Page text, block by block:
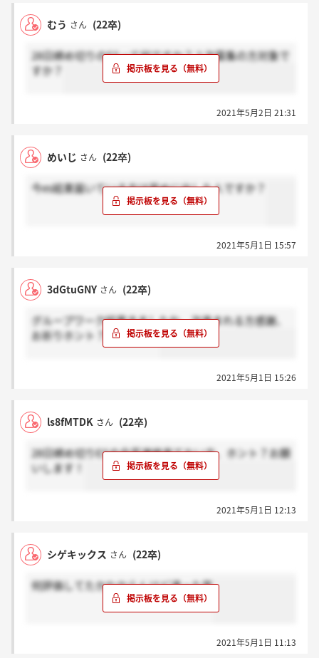
むう さん (22卒)
28日締め切りのESって何ですか？２次募集の方対象で
すか？
2021年5月2日 21:31
めいじ さん (22卒)
今es結果届いている方は早めに出した人ですか？
2021年5月1日 15:57
3dGtuGNY さん (22卒)
グループワーク結果きましたね。次進まれる方感謝、
お祈りホント？ください。
2021年5月1日 15:26
ls8fMTDK さん (22卒)
28日締め切りESの合否連絡来てない方、ホント？お願
いします！
2021年5月1日 12:13
シゲキックス さん (22卒)
何評価してたかわからんけど通った笑
2021年5月1日 11:13